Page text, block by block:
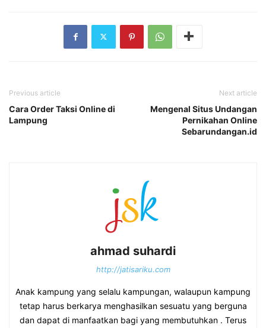
Previous article
Cara Order Taksi Online di
Lampung
Next article
Mengenal Situs Undangan
Pernikahan Online
Sebarundangan.id
ahmad suhardi
http://jatisariku.com
Anak kampung yang selalu kampungan, walaupun kampung
tetap harus berkarya menghasilkan sesuatu yang berguna
dan dapat di manfaatkan bagi yang membutuhkan . Terus